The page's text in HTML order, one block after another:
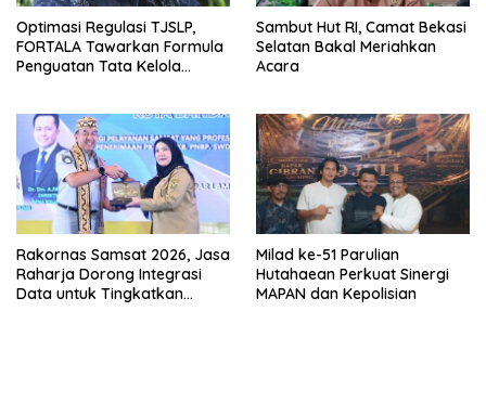
Optimasi Regulasi TJSLP,
FORTALA Tawarkan Formula
Penguatan Tata Kelola
Sambut Hut RI, Camat Bekasi
Selatan Bakal Meriahkan
Acara
Rakornas Samsat 2026, Jasa
Raharja Dorong Integrasi
Data untuk Tingkatkan
Milad ke-51 Parulian
Hutahaean Perkuat Sinergi
MAPAN dan Kepolisian